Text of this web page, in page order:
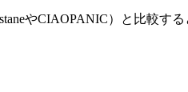
やCIAOPANIC）と比較する